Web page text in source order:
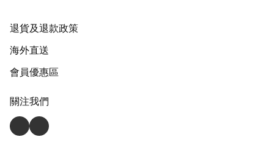
退貨及退款政策
海外直送
會員優惠區
關注我們